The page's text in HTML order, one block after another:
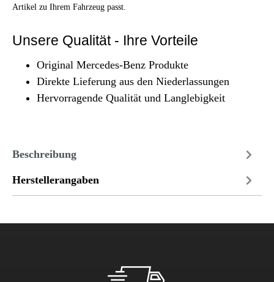
Artikel zu Ihrem Fahrzeug passt.
Unsere Qualität - Ihre Vorteile
Original Mercedes-Benz Produkte
Direkte Lieferung aus den Niederlassungen
Hervorragende Qualität und Langlebigkeit
Beschreibung
Herstellerangaben